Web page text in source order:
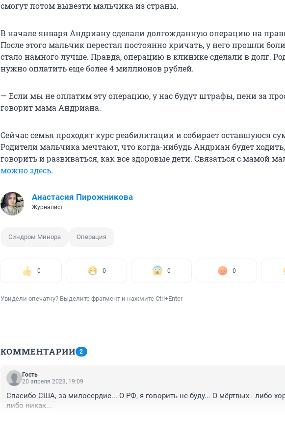
смогут потом вывезти мальчика из страны.
В начале января Андриану сделали долгожданную операцию на
После этого мальчик перестал постоянно кричать, у него прошли
стало намного лучше. Правда, операцию в клинике сделали в долг.
нужно оплатить еще более 4 миллионов рублей.
— Если мы не оплатим эту операцию, у нас будут штрафы, пени за
говорит мама Андриана.
Сейчас семья проходит курс реабилитации и собирает оставшуюся
Родители мальчика мечтают, что когда-нибудь Андриан будет ходить,
говорить и развиваться, как все здоровые дети. Связаться с мамой
можно здесь.
Анастасия Пирожникова
Журналист
Синдром Минора Операция
0 0 0 0
Увидели опечатку? Выделите фрагмент и нажмите Ctrl+Enter
КОММЕНТАРИИ 2
Гость
20 апреля 2023, 19:09
Спасибо США, за милосердие... О РФ, я говорить не буду... О мёртвых - либо
либо никак...